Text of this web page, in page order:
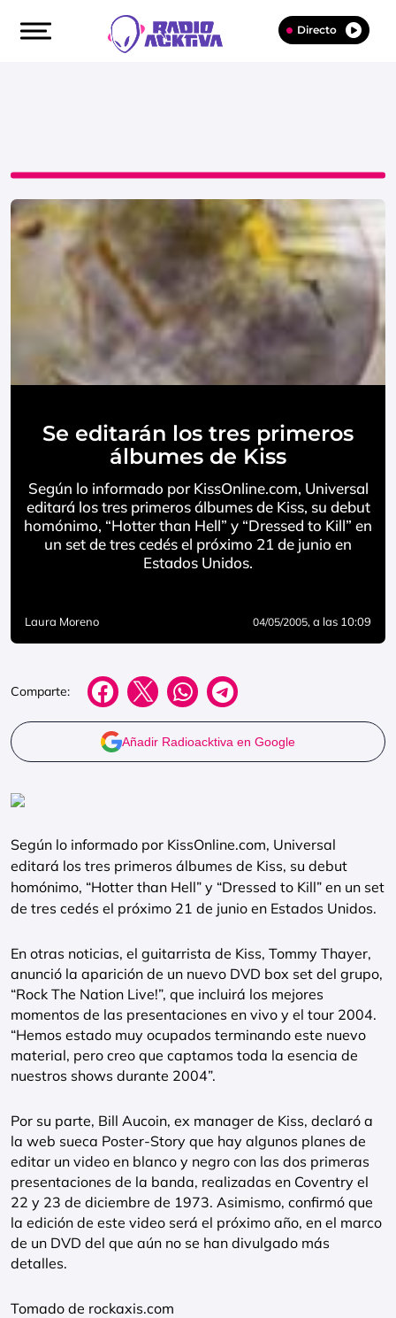
Directo
Se editarán los tres primeros
álbumes de Kiss
Según lo informado por KissOnline.com, Universal
editará los tres primeros álbumes de Kiss, su debut
homónimo, “Hotter than Hell” y “Dressed to Kill” en
un set de tres cedés el próximo 21 de junio en
Estados Unidos.
Laura Moreno 04/05/2005, a las 10:09
Comparte:
Añadir Radioacktiva en Google
Según lo informado por KissOnline.com, Universal
editará los tres primeros álbumes de Kiss, su debut
homónimo, “Hotter than Hell” y “Dressed to Kill” en un set
de tres cedés el próximo 21 de junio en Estados Unidos.
En otras noticias, el guitarrista de Kiss, Tommy Thayer,
anunció la aparición de un nuevo DVD box set del grupo,
“Rock The Nation Live!”, que incluirá los mejores
momentos de las presentaciones en vivo y el tour 2004.
“Hemos estado muy ocupados terminando este nuevo
material, pero creo que captamos toda la esencia de
nuestros shows durante 2004”.
Por su parte, Bill Aucoin, ex manager de Kiss, declaró a
la web sueca Poster-Story que hay algunos planes de
editar un video en blanco y negro con las dos primeras
presentaciones de la banda, realizadas en Coventry el
22 y 23 de diciembre de 1973. Asimismo, confirmó que
la edición de este video será el próximo año, en el marco
de un DVD del que aún no se han divulgado más
detalles.
Tomado de rockaxis.com